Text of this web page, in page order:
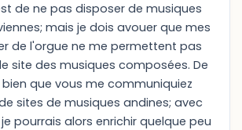
de ne pas disposer de musiques
mais je dois avouer que mes
de l'orgue ne me permettent pas
site des musiques composées. De
que vous me communiquiez
sites de musiques andines; avec
pourrais alors enrichir quelque peu